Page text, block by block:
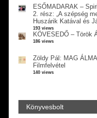
ESŐMADARAK –
2. rész: „A szépség
Huszárik Katával és
193 views
KÖVESEDŐ – Török
186 views
Zöldy Pál: MAG
Filmfelvétel
140 views
Könyvesbolt